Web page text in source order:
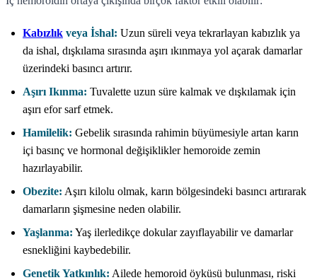
Kabızlık veya İshal: Uzun süreli veya tekrarlayan kabızlık ya
da ishal, dışkılama sırasında aşırı ıkınmaya yol açarak damarlar
üzerindeki basıncı artırır.
Aşırı Ikınma: Tuvalette uzun süre kalmak ve dışkılamak için
aşırı efor sarf etmek.
Hamilelik: Gebelik sırasında rahimin büyümesiyle artan karın
içi basınç ve hormonal değişiklikler hemoroide zemin
hazırlayabilir.
Obezite: Aşırı kilolu olmak, karın bölgesindeki basıncı artırarak
damarların şişmesine neden olabilir.
Yaşlanma: Yaş ilerledikçe dokular zayıflayabilir ve damarlar
esnekliğini kaybedebilir.
Genetik Yatkınlık: Ailede hemoroid öyküsü bulunması, riski